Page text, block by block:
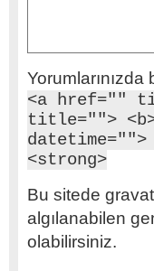
<a href=""
title="">
<strong>
Bu sitede
algılanabilen
olabilirsiniz.